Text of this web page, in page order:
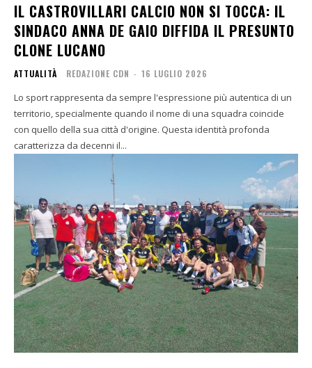
IL CASTROVILLARI CALCIO NON SI TOCCA: IL
SINDACO ANNA DE GAIO DIFFIDA IL PRESUNTO
CLONE LUCANO
ATTUALITÀ REDAZIONE CDN - 16 LUGLIO 2026
Lo sport rappresenta da sempre l'espressione più autentica di un
territorio, specialmente quando il nome di una squadra coincide
con quello della sua città d'origine. Questa identità profonda
caratterizza da decenni il...